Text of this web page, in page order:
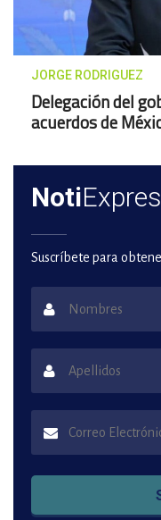
JORGE RODRIGUEZ
Delegación del
acuerdos de
Noti
Suscríbete para